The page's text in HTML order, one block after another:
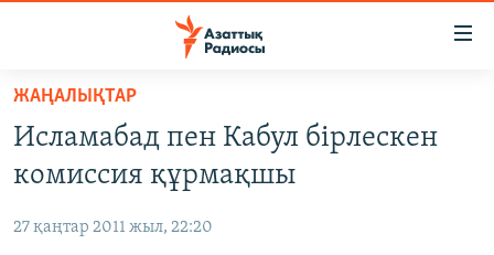
Skip
main
content
to
ЖАҢАЛЫҚТАР
ҚАҢТАР ОҚИҒАСЫ
ЖАҢАЛЫҚТАР
Исламабад пен Кабул бірлескен
комиссия құрмақшы
27 қаңтар 2011 жыл, 22:20